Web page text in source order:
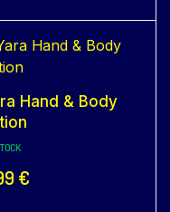
Hand & Body
€